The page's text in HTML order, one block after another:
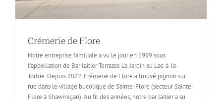
Crémerie de Flore
Notre entreprise familiale a vu le jour en 1999 sous
l’appellation de Bar laitier Terrasse Le Jardin au Lac-à-la-
Tortue. Depuis 2022, Crémerie de Flore a trouvé pignon sur
rue dans le village bucolique de Sainte-Flore (secteur Sainte-
Flore à Shawinigan). Au fil des années, notre bar laitier a su